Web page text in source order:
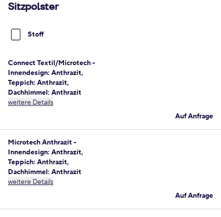
Sitzpolster
Stoff
Connect Textil/Microtech -
Innendesign: Anthrazit,
Teppich: Anthrazit,
Dachhimmel: Anthrazit
weitere Details
Auf Anfrage
Microtech Anthrazit -
Innendesign: Anthrazit,
Teppich: Anthrazit,
Dachhimmel: Anthrazit
weitere Details
Auf Anfrage